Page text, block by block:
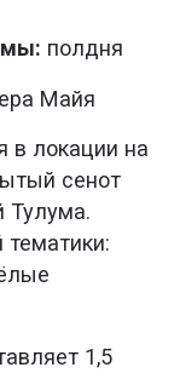
полдня
Майя
в локации на
сенот
Тулума.
1,5